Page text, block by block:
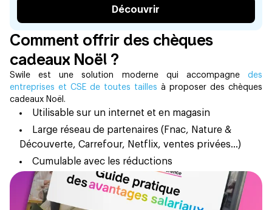
Découvrir
Comment offrir des chèques
cadeaux Noël ? ‍
Swile est une solution moderne qui accompagne des
entreprises et CSE de toutes tailles à proposer des chèques
cadeaux Noël.
Utilisable sur un internet et en magasin
Large réseau de partenaires (Fnac, Nature &
Découverte, Carrefour, Netflix, ventes privées…)
Cumulable avec les réductions